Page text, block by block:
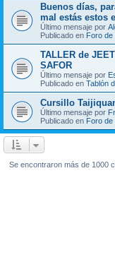
Buenos días,
mal estás estos
Último mensaje por
Publicado en Foro de
TALLER de
SAFOR
Último mensaje por
Publicado en Tablón
Cursillo
Último mensaje por
Publicado en Foro de
Se encontraron más de 1000